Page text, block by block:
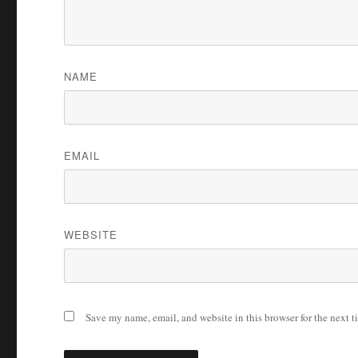
NAME
EMAIL
WEBSITE
Save my name, email, and website in this browser for the next